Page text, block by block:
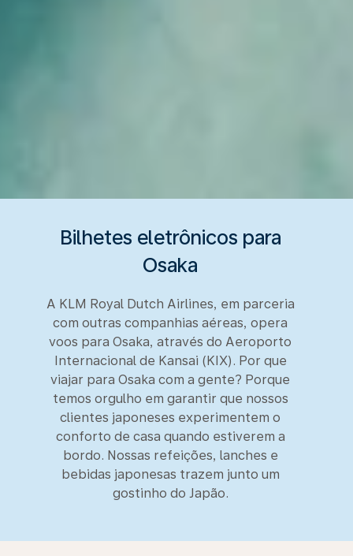
Bilhetes eletrônicos para
Osaka
A KLM Royal Dutch Airlines, em parceria
com outras companhias aéreas, opera
voos para Osaka, através do Aeroporto
Internacional de Kansai (KIX). Por que
viajar para Osaka com a gente? Porque
temos orgulho em garantir que nossos
clientes japoneses experimentem o
conforto de casa quando estiverem a
bordo. Nossas refeições, lanches e
bebidas japonesas trazem junto um
gostinho do Japão.